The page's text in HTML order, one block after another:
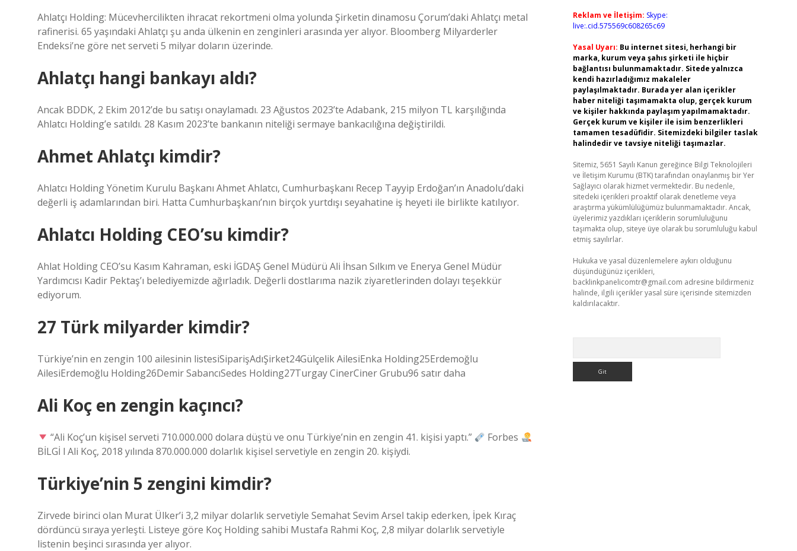
Ahlatçı Holding: Mücevhercilikten ihracat rekortmeni olma yolunda Şirketin dinamosu Çorum’daki Ahlatçı metal
rafinerisi. 65 yaşındaki Ahlatçı şu anda ülkenin en zenginleri arasında yer alıyor. Bloomberg Milyarderler
Endeksi’ne göre net serveti 5 milyar doların üzerinde.
Ahlatçı hangi bankayı aldı?
Ancak BDDK, 2 Ekim 2012’de bu satışı onaylamadı. 23 Ağustos 2023’te Adabank, 215 milyon TL karşılığında
Ahlatcı Holding’e satıldı. 28 Kasım 2023’te bankanın niteliği sermaye bankacılığına değiştirildi.
Ahmet Ahlatçı kimdir?
Ahlatcı Holding Yönetim Kurulu Başkanı Ahmet Ahlatcı, Cumhurbaşkanı Recep Tayyip Erdoğan’ın Anadolu’daki
değerli iş adamlarından biri. Hatta Cumhurbaşkanı’nın birçok yurtdışı seyahatine iş heyeti ile birlikte katılıyor.
Ahlatcı Holding CEO’su kimdir?
Ahlat Holding CEO’su Kasım Kahraman, eski İGDAŞ Genel Müdürü Ali İhsan Sılkım ve Enerya Genel Müdür
Yardımcısı Kadir Pektaş’ı belediyemizde ağırladık. Değerli dostlarıma nazik ziyaretlerinden dolayı teşekkür
ediyorum.
27 Türk milyarder kimdir?
Türkiye’nin en zengin 100 ailesinin listesiSiparişAdıŞirket24Gülçelik AilesiEnka Holding25Erdemoğlu
AilesiErdemoğlu Holding26Demir SabancıSedes Holding27Turgay CinerCiner Grubu96 satır daha
Ali Koç en zengin kaçıncı?
“Ali Koç’un kişisel serveti 710.000.000 dolara düştü ve onu Türkiye’nin en zengin 41. kişisi yaptı.”
Forbes
BİLGİ l Ali Koç, 2018 yılında 870.000.000 dolarlık kişisel servetiyle en zengin 20. kişiydi.
Türkiye’nin 5 zengini kimdir?
Zirvede birinci olan Murat Ülker’i 3,2 milyar dolarlık servetiyle Semahat Sevim Arsel takip ederken, İpek Kıraç
dördüncü sıraya yerleşti. Listeye göre Koç Holding sahibi Mustafa Rahmi Koç, 2,8 milyar dolarlık servetiyle
listenin beşinci sırasında yer alıyor.
Reklam ve İletişim: Skype:
live:.cid.575569c608265c69
Yasal Uyarı: Bu internet sitesi, herhangi bir
marka, kurum veya şahıs şirketi ile hiçbir
bağlantısı bulunmamaktadır. Sitede yalnızca
kendi hazırladığımız makaleler
paylaşılmaktadır. Burada yer alan içerikler
haber niteliği taşımamakta olup, gerçek kurum
ve kişiler hakkında paylaşım yapılmamaktadır.
Gerçek kurum ve kişiler ile isim benzerlikleri
tamamen tesadüfidir. Sitemizdeki bilgiler taslak
halindedir ve tavsiye niteliği taşımazlar.
Sitemiz, 5651 Sayılı Kanun gereğince Bilgi Teknolojileri
ve İletişim Kurumu (BTK) tarafından onaylanmış bir Yer
Sağlayıcı olarak hizmet vermektedir. Bu nedenle,
sitedeki içerikleri proaktif olarak denetleme veya
araştırma yükümlülüğümüz bulunmamaktadır. Ancak,
üyelerimiz yazdıkları içeriklerin sorumluluğunu
taşımakta olup, siteye üye olarak bu sorumluluğu kabul
etmiş sayılırlar.
Hukuka ve yasal düzenlemelere aykırı olduğunu
düşündüğünüz içerikleri,
backlinkpanelicomtr@gmail.com adresine bildirmeniz
halinde, ilgili içerikler yasal süre içerisinde sitemizden
kaldırılacaktır.